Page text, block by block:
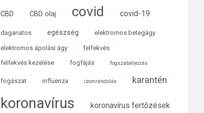
CBD CBD olaj covid covid-19
daganatos egészség elektromos betegágy
elektromos ápolási ágy
felfekvés
felfekvés kezelése
fogfájás fogszabályozás
fogászat influenza izomrándulás karantén
koronavírus koronavírus fertőzések